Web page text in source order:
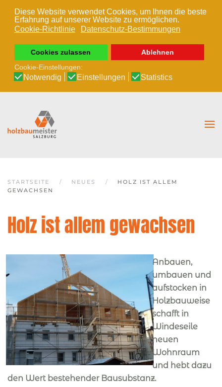
Diese Website verwendet Cookies, um Ihnen die beste
Erfahrung auf unserer Website zu ermöglichen.
Cookie-Richtlinie
Datenschutz-Bestimmungen
Cookies zulassen
Ablehnen
Cookie-Einstellungen:
Notwendig Einstellungen Statistics
Zum Hauptinhalt springen
STARTSEITE NEUES
HOLZ IST ALLEM
GEWACHSEN
Holz ist allem gewachsen
Anbauen,
umbauen und
aufstocken in
Holzbauweise
schafft in
Windeseile
neuen
Wohnraum
und hebt dazu
den Wert bestehender Bausubstanz.